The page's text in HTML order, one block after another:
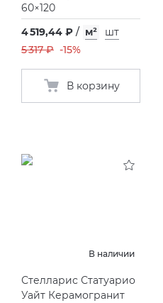
60×120
4 519,44 ₽ / м²
шт
5 317 ₽ -15%
В корзину
В наличии
Стелларис Статуарио
Уайт Керамогранит